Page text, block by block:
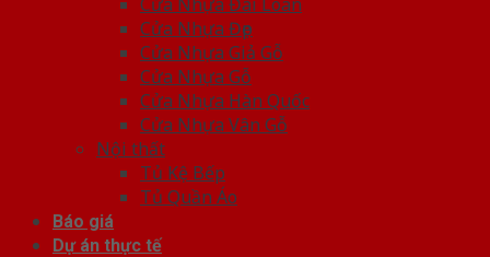
Cửa Nhựa Đẹp
Cửa Nhựa Giả Gỗ
Cửa Nhựa Gỗ
Cửa Nhựa Hàn Quốc
Cửa Nhựa Vân Gỗ
Nội thất
Tủ Kệ Bếp
Tủ Quần Áo
Báo giá
Dự án thực tế